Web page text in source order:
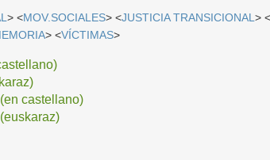
> <MOV.SOCIALES> <JUSTICIA TRANSICIONAL> <
> <VÍCTIMAS>
castellano)